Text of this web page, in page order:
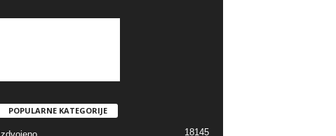
POPULARNE KATEGORIJE
18145